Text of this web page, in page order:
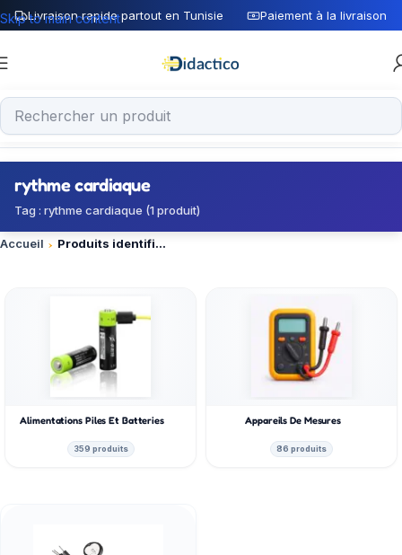
Livraison rapide partout en Tunisie Paiement à la livraison
Skip to main content
rythme cardiaque
Tag : rythme cardiaque (1 produit)
Accueil Produits identifiés “rythme cardiaque”
Alimentations Piles Et Batteries
359 produits
Appareils De Mesures
86 produits